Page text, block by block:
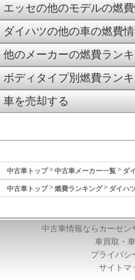
エッセの他のモデルの燃
ダイハツの他の車の燃費
他のメーカーの燃費ラン
ボディタイプ別燃費ラン
車を売却する
中古車トップ 中古車メーカー一覧 ダ
中古車トップ 燃費ランキング ダイハ
中古車情報ならカーセン
車買取・
プライバシ
サイトマ